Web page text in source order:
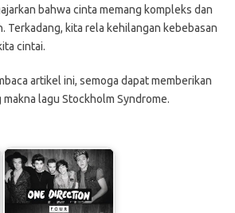
bahwa cinta memang kompleks dan
Terkadang, kita rela kehilangan kebebasan
cintai.
artikel ini, semoga dapat memberikan
lagu Stockholm Syndrome.